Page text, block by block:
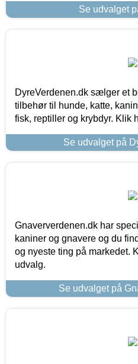
Se udvalget
DyreVerdenen.dk sælger et
tilbehør til hunde, katte,
fisk, reptiller og krybdyr. Klik
Se udvalget på
Gnaververdenen.dk har
kaniner og gnavere og du
og nyeste ting på markedet.
udvalg.
Se udvalget på